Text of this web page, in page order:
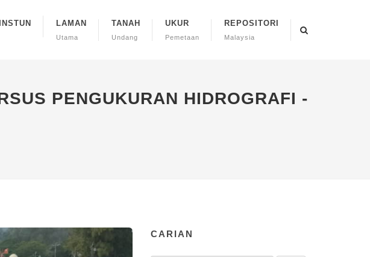
LAMAN
Utama
TANAH
Undang
UKUR
Pemetaan
REPOSITORI
Malaysia
PENGUKURAN HIDROGRAFI -
CARIAN